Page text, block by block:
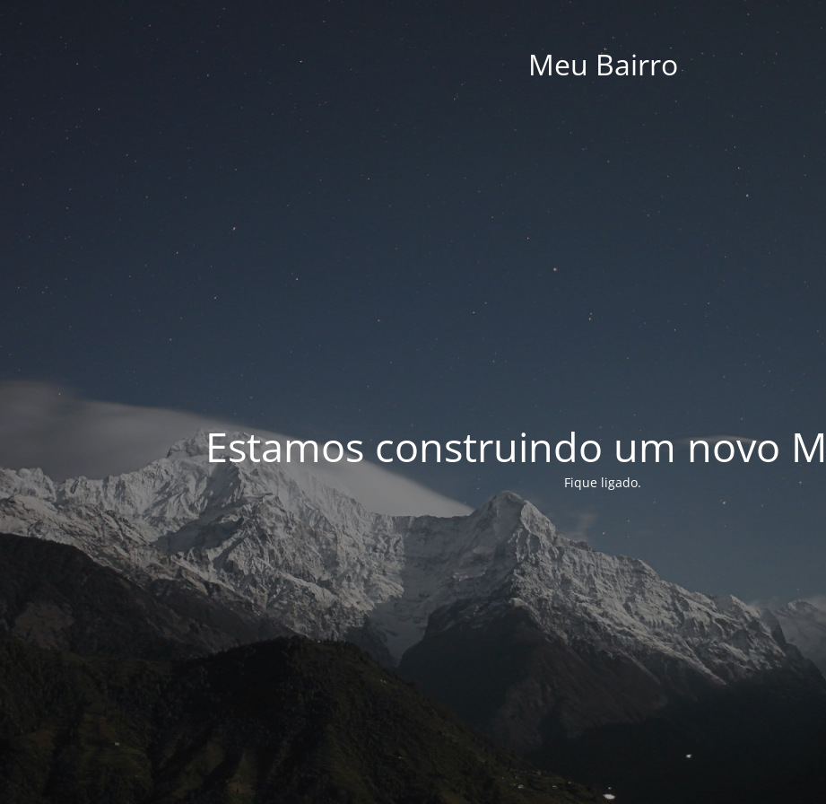
Meu Bairro
Estamos construindo um novo
Fique ligado.